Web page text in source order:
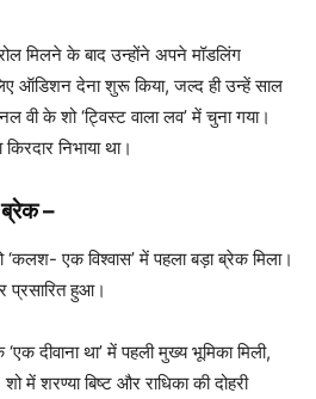
मिलने के बाद उन्होंने अपने मॉडलिंग
ऑडिशन देना शुरू किया, जल्द ही उन्हें साल
वी के शो ‘ट्विस्ट वाला लव’ में चुना गया।
निभाया था।
ब्रेक–
एक विश्वास’ में पहला बड़ा ब्रेक मिला।
हुआ।
दीवाना था’ में पहली मुख्य भूमिका मिली,
में शरण्या बिष्ट और राधिका की दोहरी